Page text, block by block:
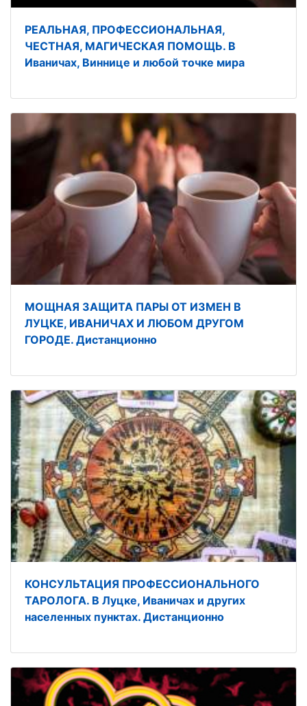
РЕАЛЬНАЯ, ПРОФЕССИОНАЛЬНАЯ,
ЧЕСТНАЯ, МАГИЧЕСКАЯ ПОМОЩЬ. В
Иваничах, Виннице и любой точке мира
МОЩНАЯ ЗАЩИТА ПАРЫ ОТ ИЗМЕН В
ЛУЦКЕ, ИВАНИЧАХ И ЛЮБОМ ДРУГОМ
ГОРОДЕ. Дистанционно
КОНСУЛЬТАЦИЯ ПРОФЕССИОНАЛЬНОГО
ТАРОЛОГА. В Луцке, Иваничах и других
населенных пунктах. Дистанционно